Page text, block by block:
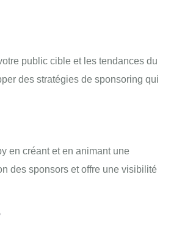
public cible et les tendances du
des stratégies de sponsoring qui
en créant et en animant une
des sponsors et offre une visibilité